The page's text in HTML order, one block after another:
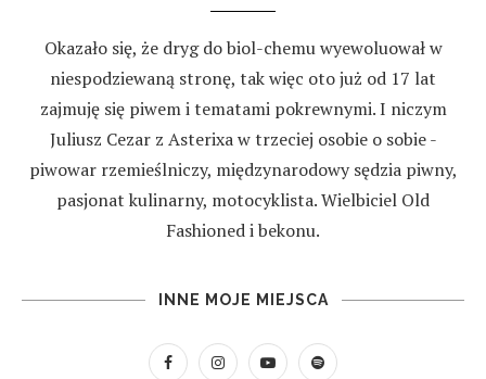
Okazało się, że dryg do biol-chemu wyewoluował w
niespodziewaną stronę, tak więc oto już od 17 lat
zajmuję się piwem i tematami pokrewnymi. I niczym
Juliusz Cezar z Asterixa w trzeciej osobie o sobie -
piwowar rzemieślniczy, międzynarodowy sędzia piwny,
pasjonat kulinarny, motocyklista. Wielbiciel Old
Fashioned i bekonu.
INNE MOJE MIEJSCA